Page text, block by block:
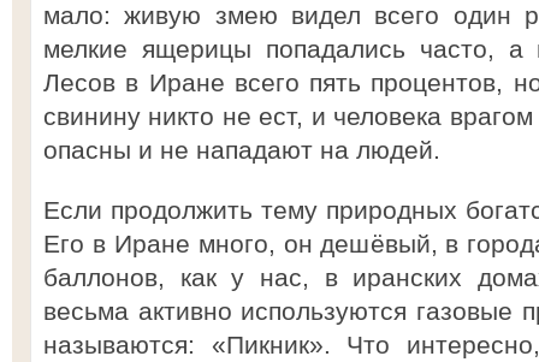
мало: живую змею видел всего один
мелкие ящерицы попадались часто,
Лесов в Иране всего пять процентов,
свинину никто не ест, и человека
опасны и не нападают на людей.
Если продолжить тему природных
Его в Иране много, он дешёвый, в
баллонов, как у нас, в иранских
весьма активно используются газовые
называются: «Пикник». Что